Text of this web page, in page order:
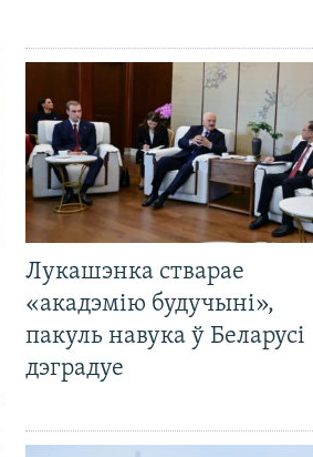
Лукашэнка стварае
«акадэмію будучыні»,
пакуль навука ў Беларусі
дэградуе